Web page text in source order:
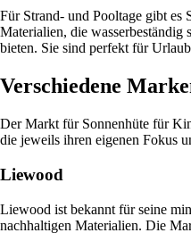
Für Strand- und Pooltage gibt es
Materialien, die
bieten. Sie sind perfekt für
Verschiedene
Der Markt für Sonnenhüte für
die jeweils ihren eigenen Fokus
Liewood
Liewood ist bekannt für seine
nachhaltigen Materialien. Die